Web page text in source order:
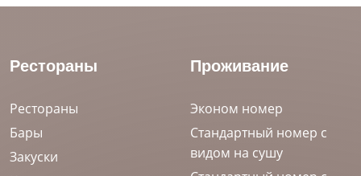
Рестораны
Рестораны
Бары
Закуски
Проживание
Эконом номер
Стандартный номер с
видом на сушу